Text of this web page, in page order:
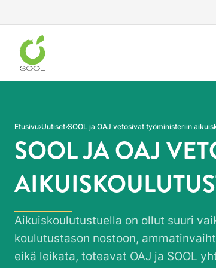
Etusivu Uutiset SOOL ja OAJ vetosivat työministeriin
SOOL JA OAJ
Aikuiskoulutustuella on ollut suuri
koulutustason nostoon,
eikä leikata, toteavat OAJ ja SOOL